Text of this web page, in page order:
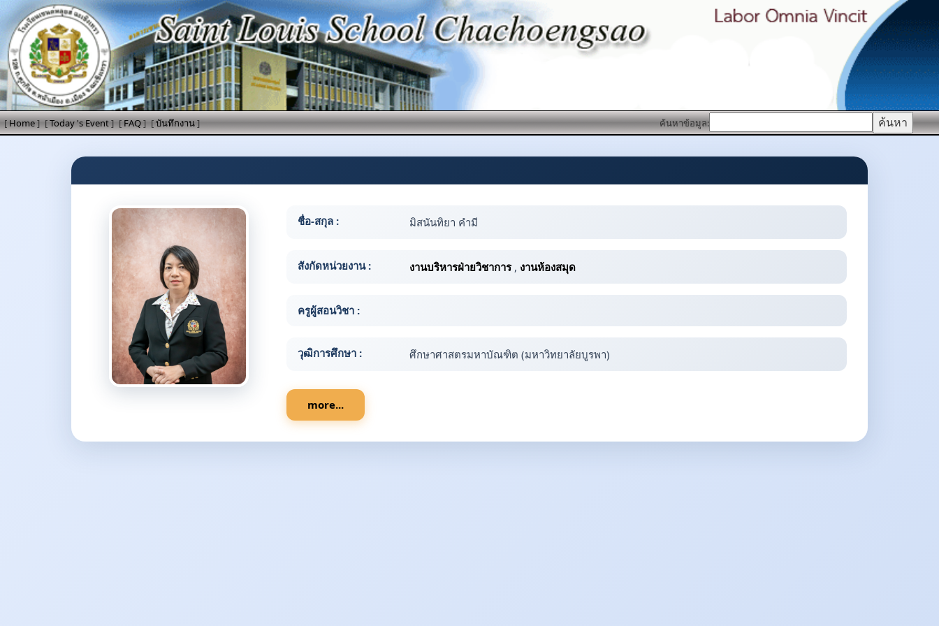
[Home] [Today 's Event] [FAQ] [บันทึกงาน] ค้นหาข้อมูล:
ชื่อ-สกุล : มิสนันทิยา คำมี
สังกัดหน่วยงาน : งานบริหารฝ่ายวิชาการ, งานห้องสมุด
ครูผู้สอนวิชา :
วุฒิการศึกษา : ศึกษาศาสตรมหาบัณฑิต (มหาวิทยาลัยบูรพา)
more...